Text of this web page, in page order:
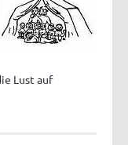
Lust auf